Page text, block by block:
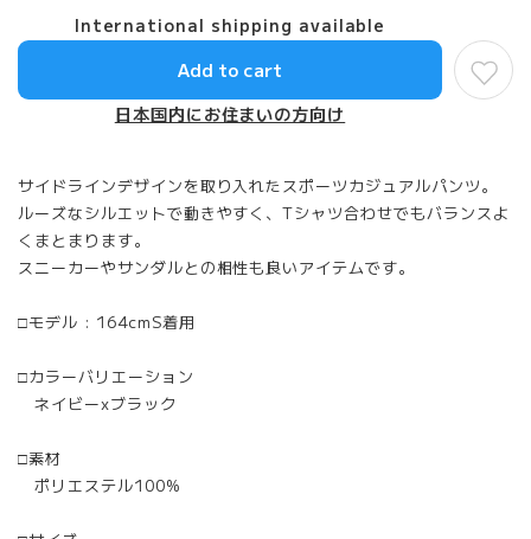
International shipping available
Add to cart
日本国内にお住まいの方向け
サイドラインデザインを取り入れたスポーツカジュアルパンツ。
ルーズなシルエットで動きやすく、Tシャツ合わせでもバランスよ
くまとまります。
スニーカーやサンダルとの相性も良いアイテムです。
□モデル : 164cmS着用
□カラーバリエーション
ネイビーxブラック
□素材
ポリエステル100%